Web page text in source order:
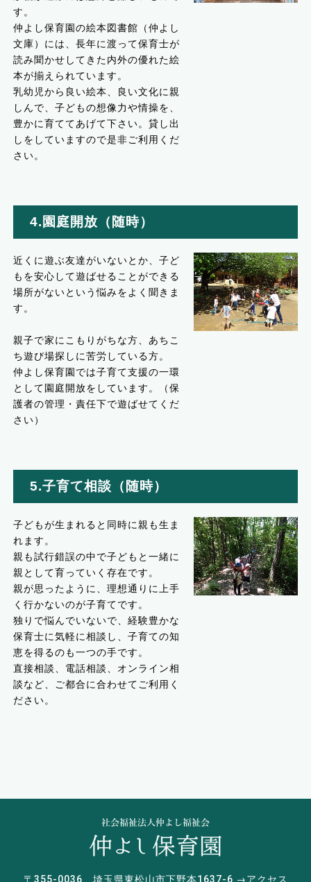
す。
仲よし保育園の絵本図書館（仲よし
文庫）には、長年に渡って保育士が
読み聞かせしてきた内外の優れた絵
本が揃えられています。
乳幼児から良い絵本、良い文化に親
しんで、子どもの想像力や情操を、
豊かに育ててあげて下さい。貸し出
しをしていますので是非ご利用くだ
さい。
4.園庭開放（随時）
近くに遊ぶ友達がいないとか、子ど
もを安心して遊ばせることができる
場所がないという悩みをよく聞きま
す。
親子で家にこもりがちな方、あちこ
ち遊び場探しに苦労している方。
仲よし保育園では子育て支援の一環
として園庭開放をしています。（保
護者の管理・責任下で遊ばせてくだ
さい）
5.子育て相談（随時）
子どもが生まれると同時に親も生ま
れます。
親も試行錯誤の中で子どもと一緒に
親として育っていく存在です。
親が思ったように、理想通りに上手
く行かないのが子育てです。
独りで悩んでいないで、経験豊かな
保育士に気軽に相談し、子育ての知
恵を得るのも一つの手です。
直接相談、電話相談、オンライン相
談など、ご都合に合わせてご利用く
ださい。
〒355-0036 埼玉県東松山市下野本1637-6 →アクセス